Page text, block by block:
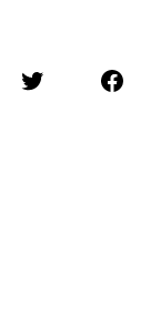
Twitter